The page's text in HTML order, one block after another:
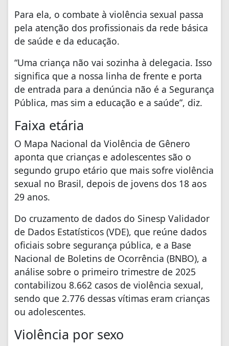
Para ela, o combate à violência sexual passa
pela atenção dos profissionais da rede básica
de saúde e da educação.
“Uma criança não vai sozinha à delegacia. Isso
significa que a nossa linha de frente e porta
de entrada para a denúncia não é a Segurança
Pública, mas sim a educação e a saúde”, diz.
Faixa etária
O Mapa Nacional da Violência de Gênero
aponta que crianças e adolescentes são o
segundo grupo etário que mais sofre violência
sexual no Brasil, depois de jovens dos 18 aos
29 anos.
Do cruzamento de dados do Sinesp Validador
de Dados Estatísticos (VDE), que reúne dados
oficiais sobre segurança pública, e a Base
Nacional de Boletins de Ocorrência (BNBO), a
análise sobre o primeiro trimestre de 2025
contabilizou 8.662 casos de violência sexual,
sendo que 2.776 dessas vítimas eram crianças
ou adolescentes.
Violência por sexo